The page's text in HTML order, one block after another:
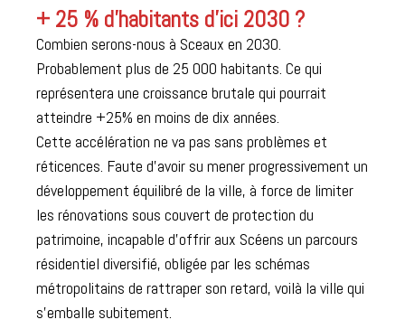
+ 25 % d’habitants d’ici 2030 ?
Combien serons-nous à Sceaux en 2030.
Probablement plus de 25 000 habitants. Ce qui
représentera une croissance brutale qui pourrait
atteindre +25% en moins de dix années.
Cette accélération ne va pas sans problèmes et
réticences. Faute d’avoir su mener progressivement un
développement équilibré de la ville, à force de limiter
les rénovations sous couvert de protection du
patrimoine, incapable d’offrir aux Scéens un parcours
résidentiel diversifié, obligée par les schémas
métropolitains de rattraper son retard, voilà la ville qui
s’emballe subitement.